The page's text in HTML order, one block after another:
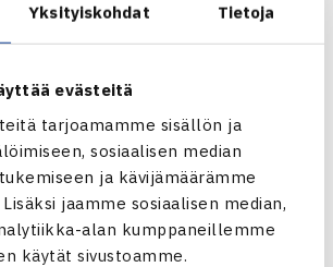
Yksityiskohdat Tietoja
evästeitä
tarjoamamme sisällön ja
sosiaalisen median
ja kävijämäärämme
jaamme sosiaalisen median,
alan kumppaneillemme
käytät sivustoamme.